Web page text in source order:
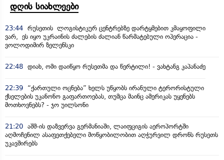
დღის სიახლეები
23:44 რუსეთის ლოგისტიკურ ცენტრებზე დარტყმებით კმაყოფილი
ვარ, ეს იყო უკრაინის ძალების ძალიან წარმატებული ოპერაცია -
ვოლოდიმირ ზელენსკი
22:48 დიახ, ომი დაიწყო რუსეთმა და წერტილი! - ვახტანგ კაპანაძე
22:39
“ქართული ოცნება” ხელს უწყობს ირანული ტერორისტული
ქსელების უკანონო გაფართოებას, თუმცა მაინც ამერიკას უყენებს
მოთხოვნებს? - ჯო უილსონი
21:20 აშშ-ის დაზვერვა გერმანიაში, ლაიფციგის აეროპორტში
აღმოჩენილ ასაფეთქებელი მოწყობილობით აღჭურვილ დრონს რუსეთს
უკავშირებს